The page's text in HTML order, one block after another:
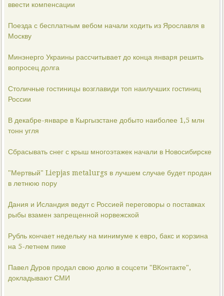
ввести компенсации
Поезда с бесплатным вебом начали ходить из Ярославля в
Москву
Минэнерго Украины рассчитывает до конца января решить
вопросец долга
Столичные гостиницы возглавиди топ наилучших гостиниц
России
В декабре-январе в Кыргызстане добыто наиболее 1,5 млн
тонн угля
Сбрасывать снег с крыш многоэтажек начали в Новосибирске
"Мертвый" Liepjas metalurgs в лучшем случае будет продан
в летнюю пору
Дания и Исландия ведут с Россией переговоры о поставках
рыбы взамен запрещенной норвежской
Рубль кончает недельку на минимуме к евро, бакс и корзина
на 5-летнем пике
Павел Дуров продал свою долю в соцсети "ВКонтакте",
докладывают СМИ